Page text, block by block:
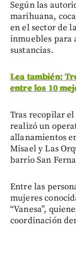
Según las
marihuana,
en el sector de
inmuebles para
sustancias.
Lea también:
entre los 10
Tras recopilar
realizó un
allanamientos
Misael y Las
barrio San
Entre las
mujeres
“Vanesa”,
coordinación